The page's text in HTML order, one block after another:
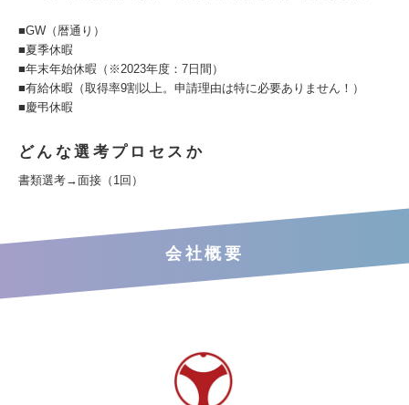
■GW（暦通り）
■夏季休暇
■年末年始休暇（※2023年度：7日間）
■有給休暇（取得率9割以上。申請理由は特に必要ありません！）
■慶弔休暇
どんな選考プロセスか
書類選考→面接（1回）
会社概要